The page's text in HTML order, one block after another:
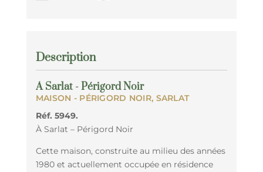
Description
À Sarlat - Périgord Noir
MAISON - PÉRIGORD NOIR, SARLAT
Réf. 5949.
À Sarlat – Périgord Noir
Cette maison, construite au milieu des années
1980 et actuellement occupée en résidence